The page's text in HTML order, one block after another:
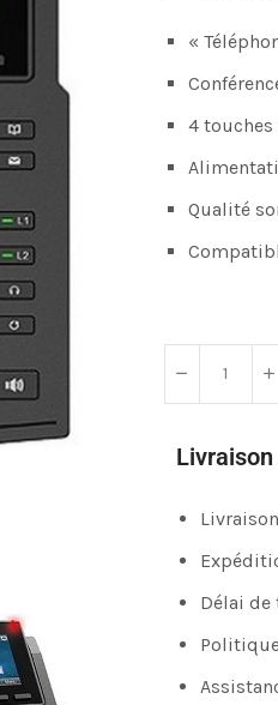
«
4 touches
Qualité
Délai de